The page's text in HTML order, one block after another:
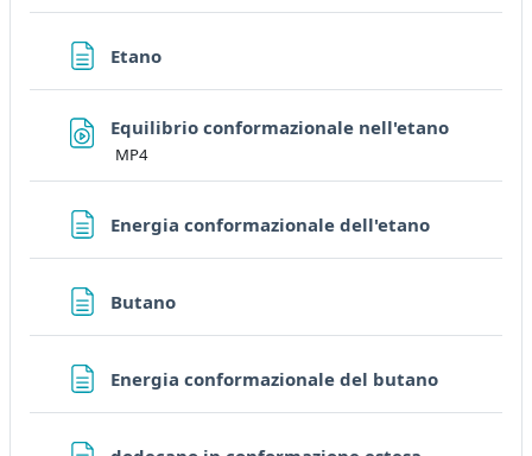
EtanoPage
Equilibrio conformazionale nell'etanoFile
MP4
Energia conformazionale dell'etanoPage
ButanoPage
Energia conformazionale del butanoPage